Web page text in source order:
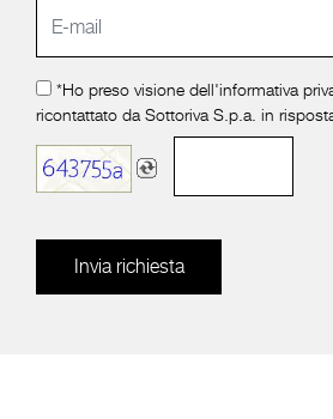
*Ho preso visione dell'informativa
ricontattato da Sottoriva S.p.a. in
Invia richiesta